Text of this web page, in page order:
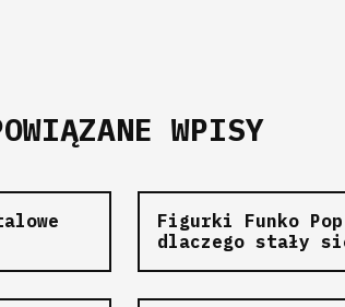
WPISY
Figurki Funko
dlaczego stały